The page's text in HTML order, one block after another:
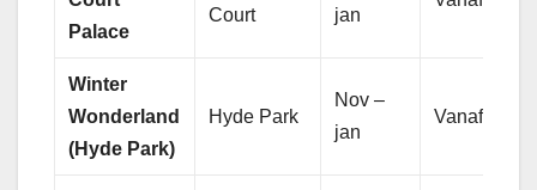
Palace
Court
jan
Winter
Wonderland
(Hyde Park)
Hyde Park
Nov –
jan
Vanaf £20